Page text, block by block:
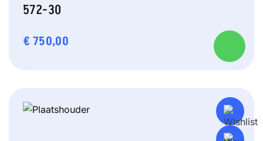
572-30
€ 750,00